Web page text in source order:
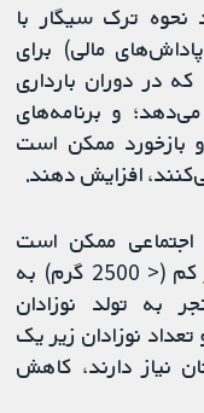
نحوه ترک سیگار با
مالی) برای
که در دوران بارداری
و برنامه‌های
بازخورد ممکن است
افزایش دهند.
اجتماعی ممکن است
تعداد نوزادانی را که با وزن بسیار کم (< 2500 گرم) به
به تولد نوزادان
نوزادان زیر یک
نیاز دارند، کاهش